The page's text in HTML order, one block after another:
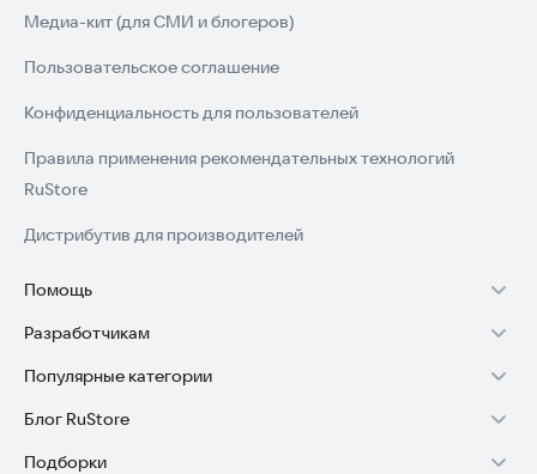
Медиа-кит (для СМИ и блогеров)
Пользовательское соглашение
Конфиденциальность для пользователей
Правила применения рекомендательных технологий
RuStore
Дистрибутив для производителей
Помощь
Установка RuStore на TV
Установка RuStore на телефон
Установка RuStore в машину
Разработчикам
Зарабатывать с RuStore
Стать разработчиком
Популярные категории
Игры для Android
Приложения банков
Блог RuStore
Обзоры игр для Android 2025
Подборки